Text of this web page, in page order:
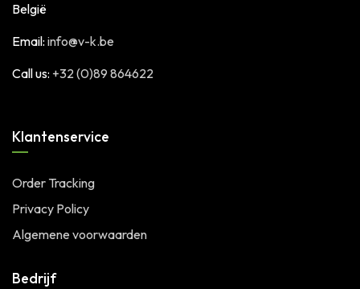
België
Email: info@v-k.be
Call us: +32 (0)89 864622
Klantenservice
Order Tracking
Privacy Policy
Algemene voorwaarden
Bedrijf